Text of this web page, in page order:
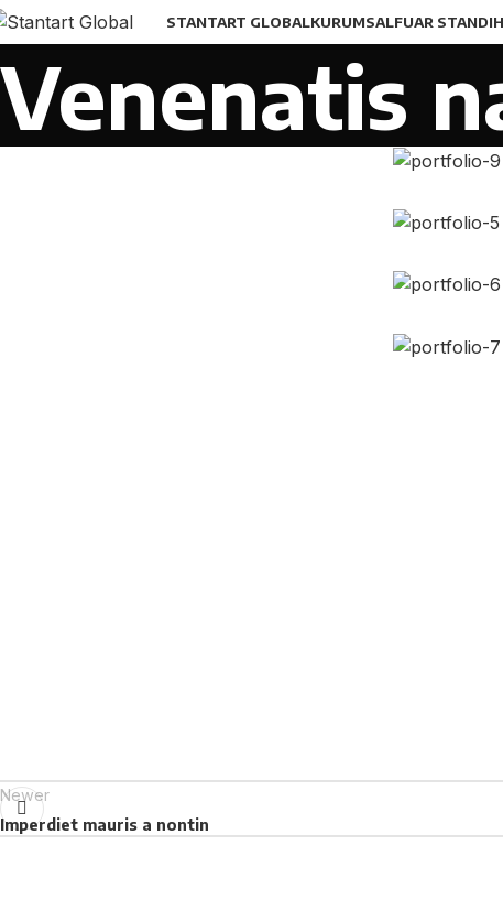
STANTART GLOBALKURUMSALFUAR STANDI
Venenatis
Newer
Imperdiet mauris a nontin